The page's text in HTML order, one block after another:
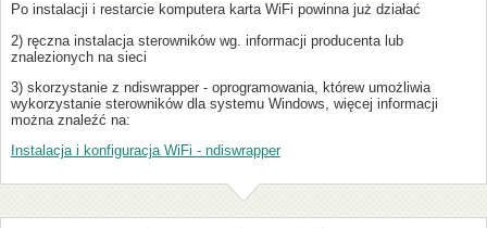
Po instalacji i restarcie komputera karta WiFi powinna już działać
2) ręczna instalacja sterowników wg. informacji producenta lub
znalezionych na sieci
3) skorzystanie z ndiswrapper - oprogramowania, którew umożliwia
wykorzystanie sterowników dla systemu Windows, więcej informacji
można znaleźć na:
Instalacja i konfiguracja WiFi - ndiswrapper